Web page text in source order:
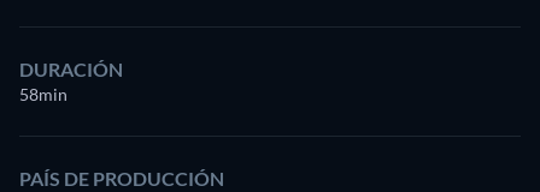
DURACIÓN
58min
PAÍS DE PRODUCCIÓN